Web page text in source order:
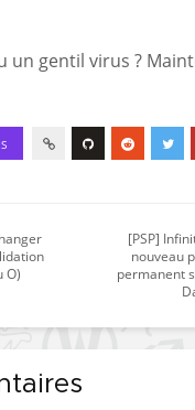
un gentil virus ?
O)
[PSP]
nouveau
permanent